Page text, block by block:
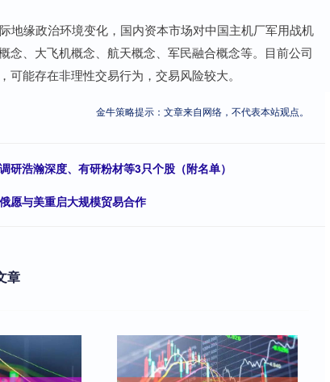
缘政治环境变化，国内资本市场对中国主机厂军用战机
、大飞机概念、航天概念、军民融合概念等。目前公司
能存在非理性交易行为，交易风险较大。
金牛策略提示：文章来自网络，不代表本站观点。
浩瀚深度、有研粉材等3只个股（附名单）
愿与美重启大规模贸易合作
章